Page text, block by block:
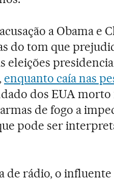
a Obama e
do tom que
eleições
enquanto caía nas
dos EUA
de fogo a
pode ser
de rádio, o